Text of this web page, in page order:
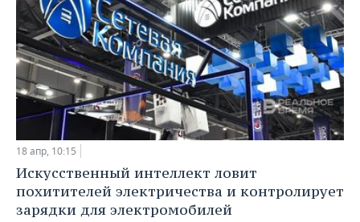
18 апр, 10:15
Искусственный интеллект ловит
похитителей электричества и контролирует
зарядки для электромобилей